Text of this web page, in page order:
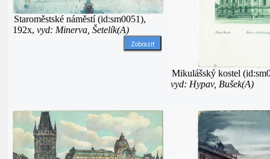
Staroměstské náměstí (id:sm0051),
192x, vyd: Minerva, Šetelík(A)
Zobrazit
Mikulášský kostel
vyd: Hypav, Bušek(A)